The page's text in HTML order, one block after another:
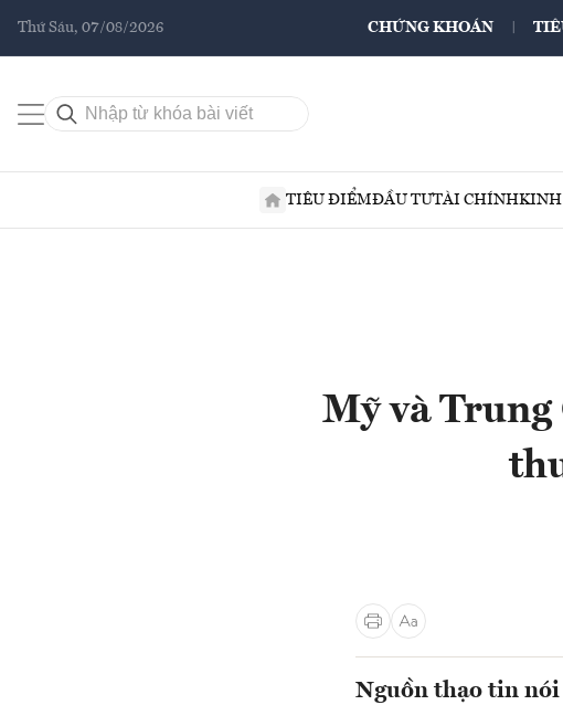
Thứ Sáu, 07/08/2026 CHỨNG KHOÁN
TIÊU ĐIỂMĐẦU TƯTÀI CHÍNHKINH
Mỹ và
Nguồn thạo tin nói